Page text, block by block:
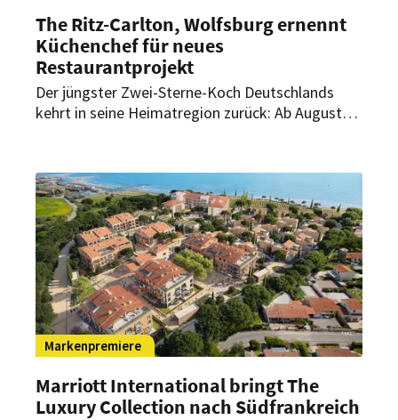
The Ritz-Carlton, Wolfsburg ernennt
Küchenchef für neues
Restaurantprojekt
Der jüngster Zwei-Sterne-Koch Deutschlands
kehrt in seine Heimatregion zurück: Ab August
Restaurantprojekts im The Ritz-Carlton,
Wolfsburg.
Markenpremiere
Marriott International bringt The
Luxury Collection nach Südfrankreich